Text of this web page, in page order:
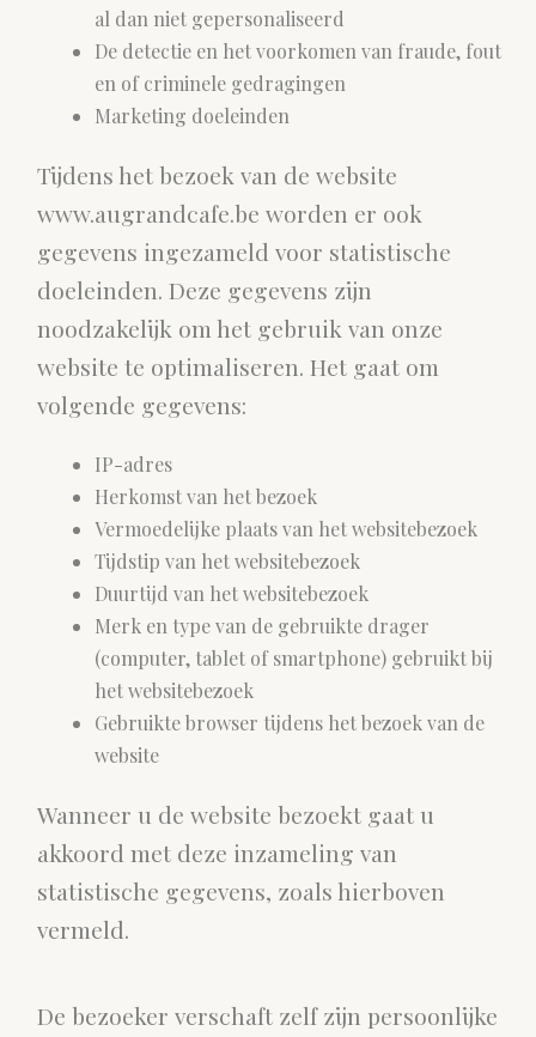
al dan niet gepersonaliseerd
De detectie en het voorkomen van fraude, fout
en of criminele gedragingen
Marketing doeleinden
Tijdens het bezoek van de website
www.augrandcafe.be worden er ook
gegevens ingezameld voor statistische
doeleinden. Deze gegevens zijn
noodzakelijk om het gebruik van onze
website te optimaliseren. Het gaat om
volgende gegevens:
IP-adres
Herkomst van het bezoek
Vermoedelijke plaats van het websitebezoek
Tijdstip van het websitebezoek
Duurtijd van het websitebezoek
Merk en type van de gebruikte drager
(computer, tablet of smartphone) gebruikt bij
het websitebezoek
Gebruikte browser tijdens het bezoek van de
website
Wanneer u de website bezoekt gaat u
akkoord met deze inzameling van
statistische gegevens, zoals hierboven
vermeld.
De bezoeker verschaft zelf zijn persoonlijke